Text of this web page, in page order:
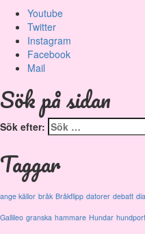
Youtube
Twitter
Instagram
Facebook
Mail
Sök på sidan
Sök efter:
Taggar
ange källor bråk Bråkflipp datorer debatt
Gallileo granska hammare Hundar